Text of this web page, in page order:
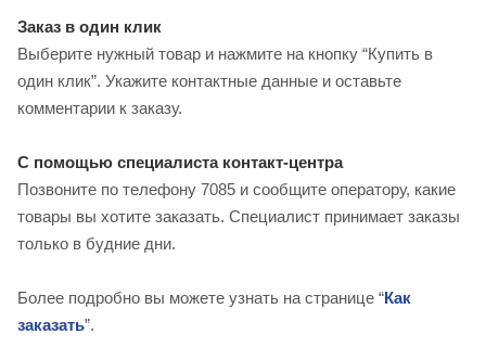
Заказ в один клик
Выберите нужный товар и нажмите на кнопку “Купить в
один клик”. Укажите контактные данные и оставьте
комментарии к заказу.
С помощью специалиста контакт-центра
Позвоните по телефону 7085 и сообщите оператору, какие
товары вы хотите заказать. Специалист принимает заказы
только в будние дни.
Более подробно вы можете узнать на странице “Как
заказать”.